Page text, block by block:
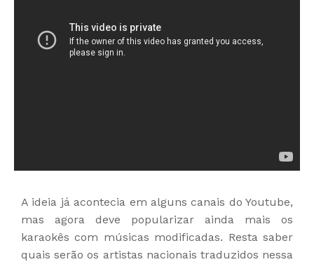
A ideia já acontecia em alguns canais do Youtube,
mas agora deve popularizar ainda mais os
karaokês com músicas modificadas. Resta saber
quais serão os artistas nacionais traduzidos nessa